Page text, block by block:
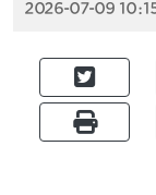
2026-07-09